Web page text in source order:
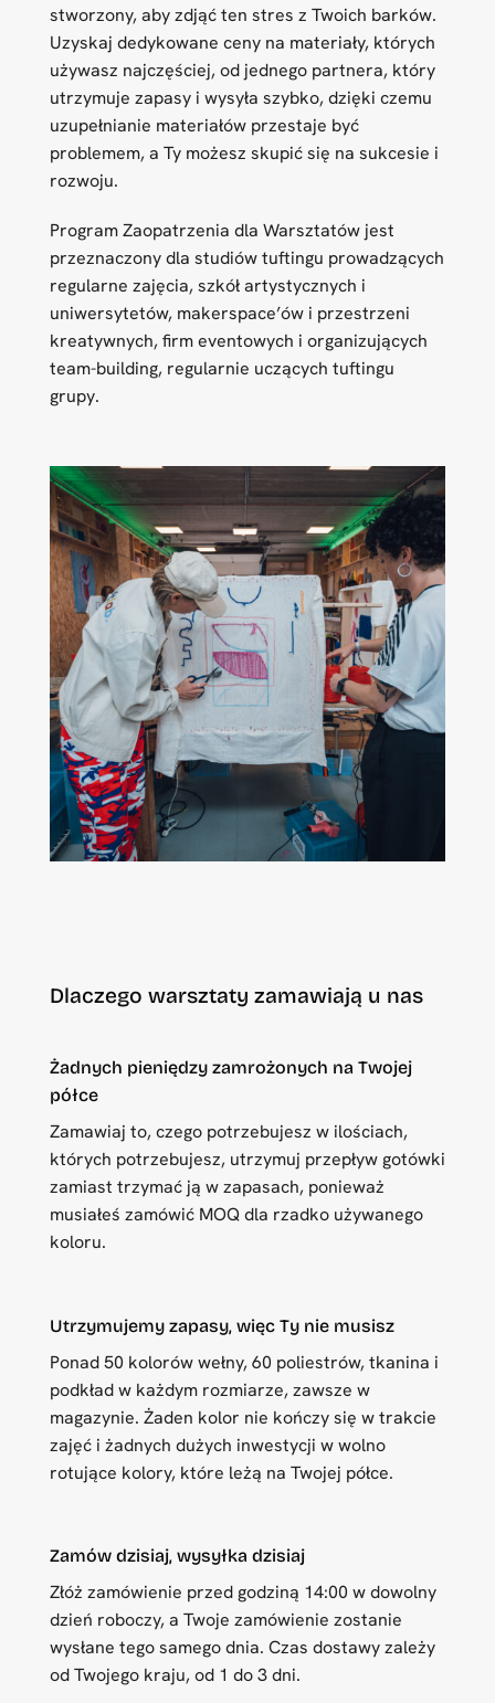
stworzony, aby zdjąć ten stres z Twoich barków.
Uzyskaj dedykowane ceny na materiały, których
używasz najczęściej, od jednego partnera, który
utrzymuje zapasy i wysyła szybko, dzięki czemu
uzupełnianie materiałów przestaje być
problemem, a Ty możesz skupić się na sukcesie i
rozwoju.
Program Zaopatrzenia dla Warsztatów jest
przeznaczony dla studiów tuftingu prowadzących
regularne zajęcia, szkół artystycznych i
uniwersytetów, makerspace’ów i przestrzeni
kreatywnych, firm eventowych i organizujących
team-building, regularnie uczących tuftingu
grupy.
Dlaczego warsztaty zamawiają u nas
Żadnych pieniędzy zamrożonych na Twojej
półce
Zamawiaj to, czego potrzebujesz w ilościach,
których potrzebujesz, utrzymuj przepływ gotówki
zamiast trzymać ją w zapasach, ponieważ
musiałeś zamówić MOQ dla rzadko używanego
koloru.
Utrzymujemy zapasy, więc Ty nie musisz
Ponad 50 kolorów wełny, 60 poliestrów, tkanina i
podkład w każdym rozmiarze, zawsze w
magazynie. Żaden kolor nie kończy się w trakcie
zajęć i żadnych dużych inwestycji w wolno
rotujące kolory, które leżą na Twojej półce.
Zamów dzisiaj, wysyłka dzisiaj
Złóż zamówienie przed godziną 14:00 w dowolny
dzień roboczy, a Twoje zamówienie zostanie
wysłane tego samego dnia. Czas dostawy zależy
od Twojego kraju, od 1 do 3 dni.